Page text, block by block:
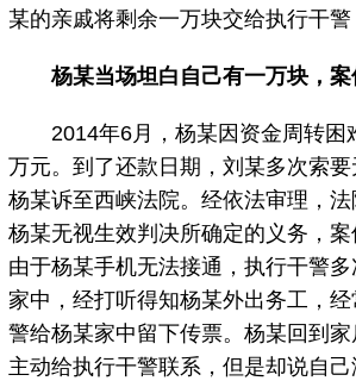
某的亲戚将剩余一万块交给执行干警
杨某当场坦白自己有一万块，案
2014年6月，杨某因资金周转困
万元。到了还款日期，刘某多次索
杨某诉至西峡法院。经依法审理，法
杨某无视生效判决所确定的义务，案
由于杨某手机无法接通，执行干警
家中，经打听得知杨某外出务工，
警给杨某家中留下传票。杨某回到
主动给执行干警联系，但是却说自